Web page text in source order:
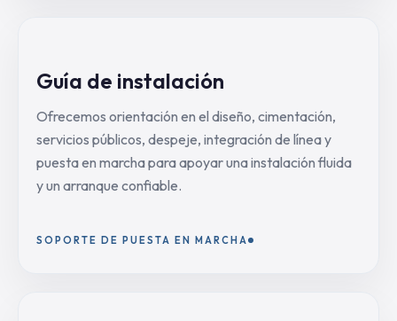
Guía de instalación
Ofrecemos orientación en el diseño, cimentación,
servicios públicos, despeje, integración de línea y
puesta en marcha para apoyar una instalación fluida
y un arranque confiable.
SOPORTE DE PUESTA EN MARCHA